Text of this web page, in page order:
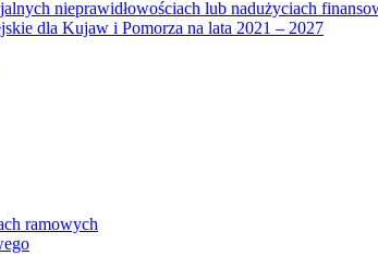
nieprawidłowościach lub nadużyciach
dla Kujaw i Pomorza na lata 2021 – 2027
ramowych